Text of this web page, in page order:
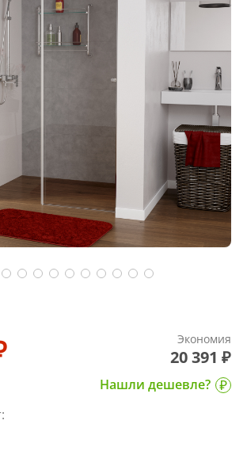
Экономия
20 391 ₽
Нашли дешевле?